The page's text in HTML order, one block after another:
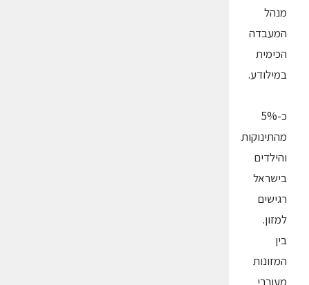
מנהל
המעבדה
הכימית
במילודע.
כ-5%
מהתינוקות
והילדים
בישראל
רגישים
למזון.
בין
המזונות
מעוררי